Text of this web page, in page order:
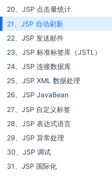
20、JSP 点击量统计
21、JSP 自动刷新
22、JSP 发送邮件
23、JSP 标准标签库（JSTL）
24、JSP 连接数据库
25、JSP XML 数据处理
26、JSP JavaBean
27、JSP 自定义标签
28、JSP 表达式语言
29、JSP 异常处理
30、JSP 调试
31、JSP 国际化